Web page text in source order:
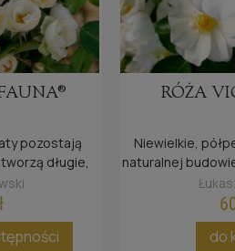
pozostają
długie,
RÓŻA
Niewielkie,
naturalnej
środkiem
do